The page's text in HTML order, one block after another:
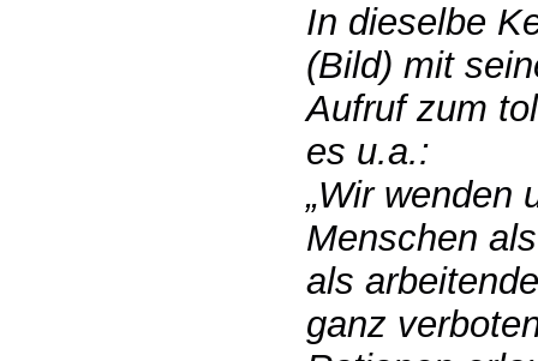
In dieselbe
(Bild) mit
Aufruf zum
es u.a.:
„Wir wenden
Menschen
als
ganz